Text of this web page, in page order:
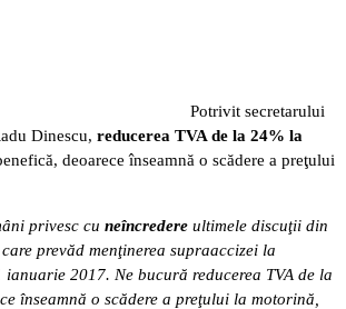
Potrivit secretarului
Dinescu, reducerea TVA de la 24% la
deoarece înseamnă o scădere a preţului
privesc cu neîncredere ultimele discuţii din
care prevăd menţinerea supraaccizei la
2017. Ne bucură reducerea TVA de la
înseamnă o scădere a preţului la motorină,